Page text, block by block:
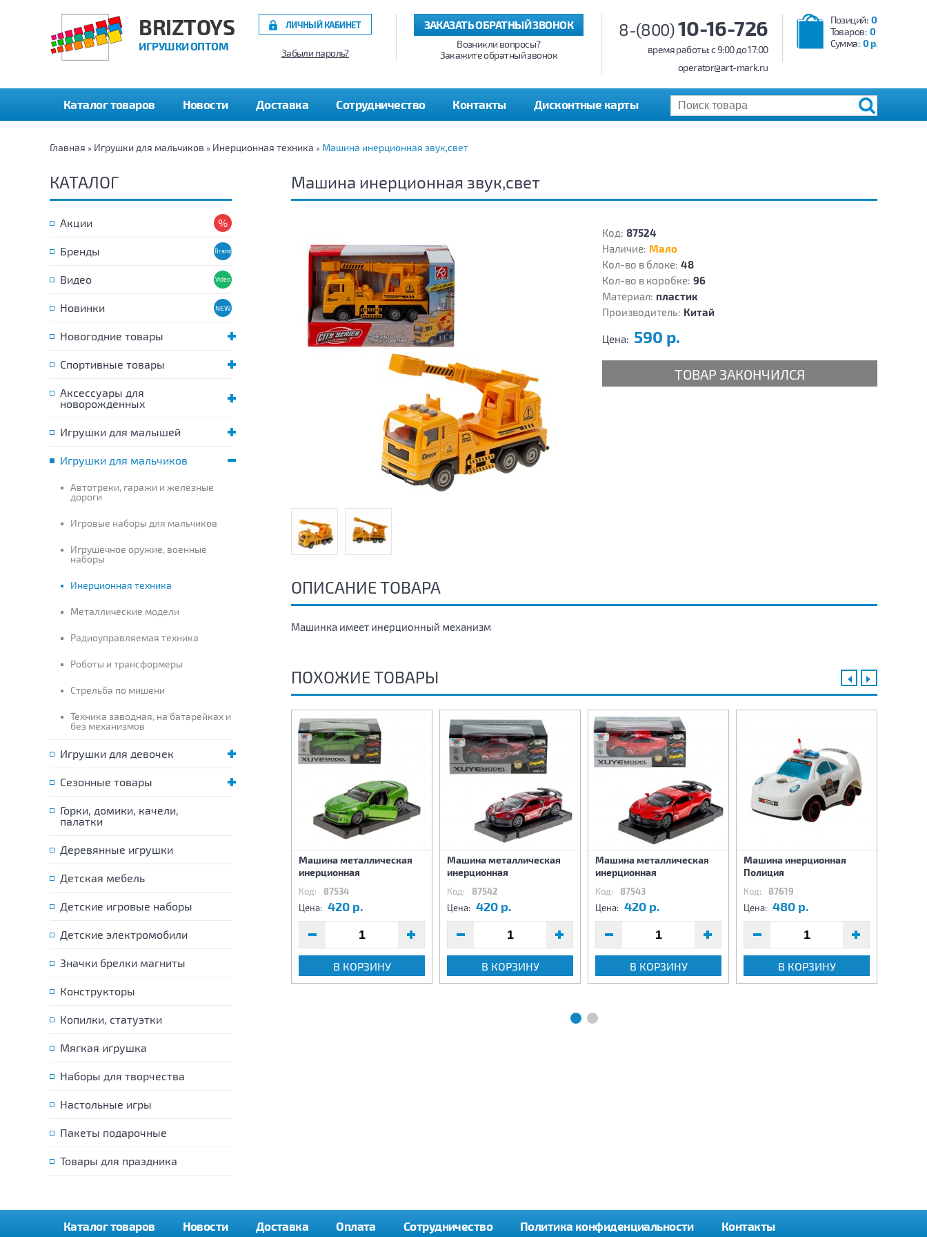
BRIZTOYS
ИГРУШКИ ОПТОМ
Позиций: 0
Товаров: 0
Сумма: 0 р.
8-(800)10-16-726
время работы: c 9:00 до 17:00
operator@art-mark.ru
ЗАКАЗАТЬ ОБРАТНЫЙ ЗВОНОК
Возникли вопросы?
Закажите обратный звонок
ЛИЧНЫЙ КАБИНЕТ
Забыли пароль?
Каталог товаров Новости Доставка Сотрудничество Контакты Дисконтные карты
Главная » Игрушки для мальчиков » Инерционная техника » Машина инерционная звук,свет
КАТАЛОГ
Акции
Бренды
Видео
Новинки
Новогодние товары
Спортивные товары
Аксессуары для
новорожденных
Игрушки для малышей
Игрушки для мальчиков
Автотреки, гаражи и железные
дороги
Игровые наборы для мальчиков
Игрушечное оружие, военные
наборы
Инерционная техника
Металлические модели
Радиоуправляемая техника
Роботы и трансформеры
Стрельба по мишени
Техника заводная, на батарейках и
без механизмов
Игрушки для девочек
Сезонные товары
Горки, домики, качели,
палатки
Деревянные игрушки
Детская мебель
Детские игровые наборы
Детские электромобили
Значки брелки магниты
Конструкторы
Копилки, статуэтки
Мягкая игрушка
Наборы для творчества
Настольные игры
Пакеты подарочные
Товары для праздника
Машина инерционная звук,свет
Код: 87524
Наличие: Мало
Кол-во в блоке: 48
Кол-во в коробке: 96
Материал: пластик
Производитель: Китай
Цена: 590 р.
ТОВАР ЗАКОНЧИЛСЯ
ОПИСАНИЕ ТОВАРА
Машинка имеет инерционный механизм
ПОХОЖИЕ ТОВАРЫ
Машина инерционная
455 р.
В КОРЗИНУ
Цена: 590 р.
В КОРЗИНУ
Машина металлическая
инерционная
Код: 87534
Цена: 420 р.
В КОРЗИНУ
Машина металлическая
инерционная
Код: 87542
Цена: 420 р.
В КОРЗИНУ
Машина металлическая
инерционная
Код: 87543
Цена: 420 р.
В КОРЗИНУ
Машина инерционная
Полиция
Код: 87619
Цена: 480 р.
В КОРЗИНУ
Каталог товаров Новости Доставка Оплата Сотрудничество Политика конфиденциальности Контакты